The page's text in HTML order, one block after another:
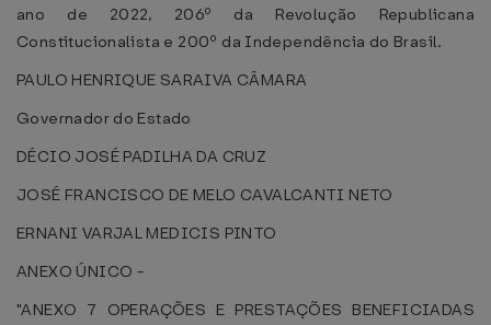
ano de 2022, 206º da Revolução Republicana
Constitucionalista e 200º da Independência do Brasil.
PAULO HENRIQUE SARAIVA CÂMARA
Governador do Estado
DÉCIO JOSÉ PADILHA DA CRUZ
JOSÉ FRANCISCO DE MELO CAVALCANTI NETO
ERNANI VARJAL MEDICIS PINTO
ANEXO ÚNICO -
"ANEXO 7 OPERAÇÕES E PRESTAÇÕES BENEFICIADAS